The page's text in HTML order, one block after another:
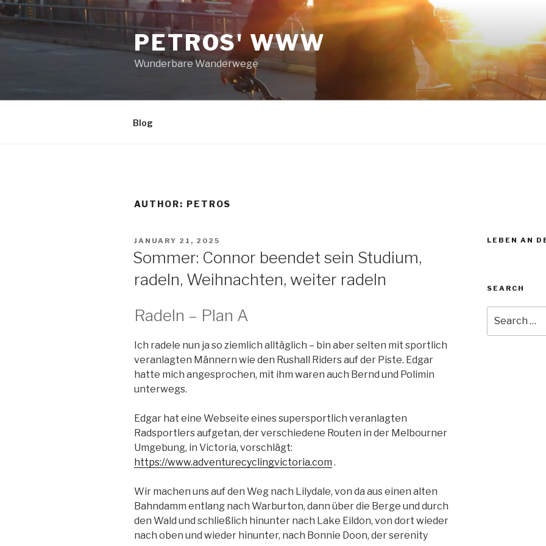
Skip
to
content
PETROS' WWW
Wunderbare Wanderwege
Blog
AUTHOR: PETROS
POSTED
ON
JANUARY 21, 2025
Sommer: Connor beendet sein Studium,
radeln, Weihnachten, weiter radeln
Radeln – Plan A
Ich radele nun ja so ziemlich alltäglich – bin aber selten mit sportlich
veranlagten Männern wie den Rushall Riders auf der Piste. Edgar
hatte mich angesprochen, mit ihm waren auch Bernd und Polimin
unterwegs.
Edgar hat eine Webseite eines supersportlich veranlagten
Radsportlers aufgetan, der verschiedene Routen in der Melbourner
Umgebung, in Victoria, vorschlägt:
https://www.adventurecyclingvictoria.com .
Wir machen uns auf den Weg nach Lilydale, von da aus einen alten
Bahndamm entlang nach Warburton, dann über die Berge und durch
den Wald und schließlich hinunter nach Lake Eildon, von dort wieder
nach oben und wieder hinunter, nach Bonnie Doon, der serenity
LEBEN AN
SEARCH
for: